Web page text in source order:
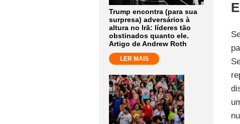
Trump encontra (para sua
surpresa) adversários à
altura no Irã: líderes tão
obstinados quanto ele.
Artigo de Andrew Roth
LER MAIS